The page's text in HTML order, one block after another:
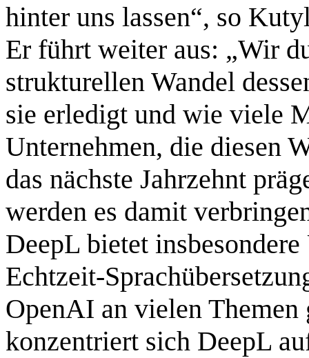
hinter uns lassen“, so
Er führt weiter aus: „Wir
strukturellen Wandel
sie erledigt und wie viele
Unternehmen, die diesen
das nächste Jahrzehnt
werden es damit
DeepL bietet
OpenAI an vielen
konzentriert sich DeepL